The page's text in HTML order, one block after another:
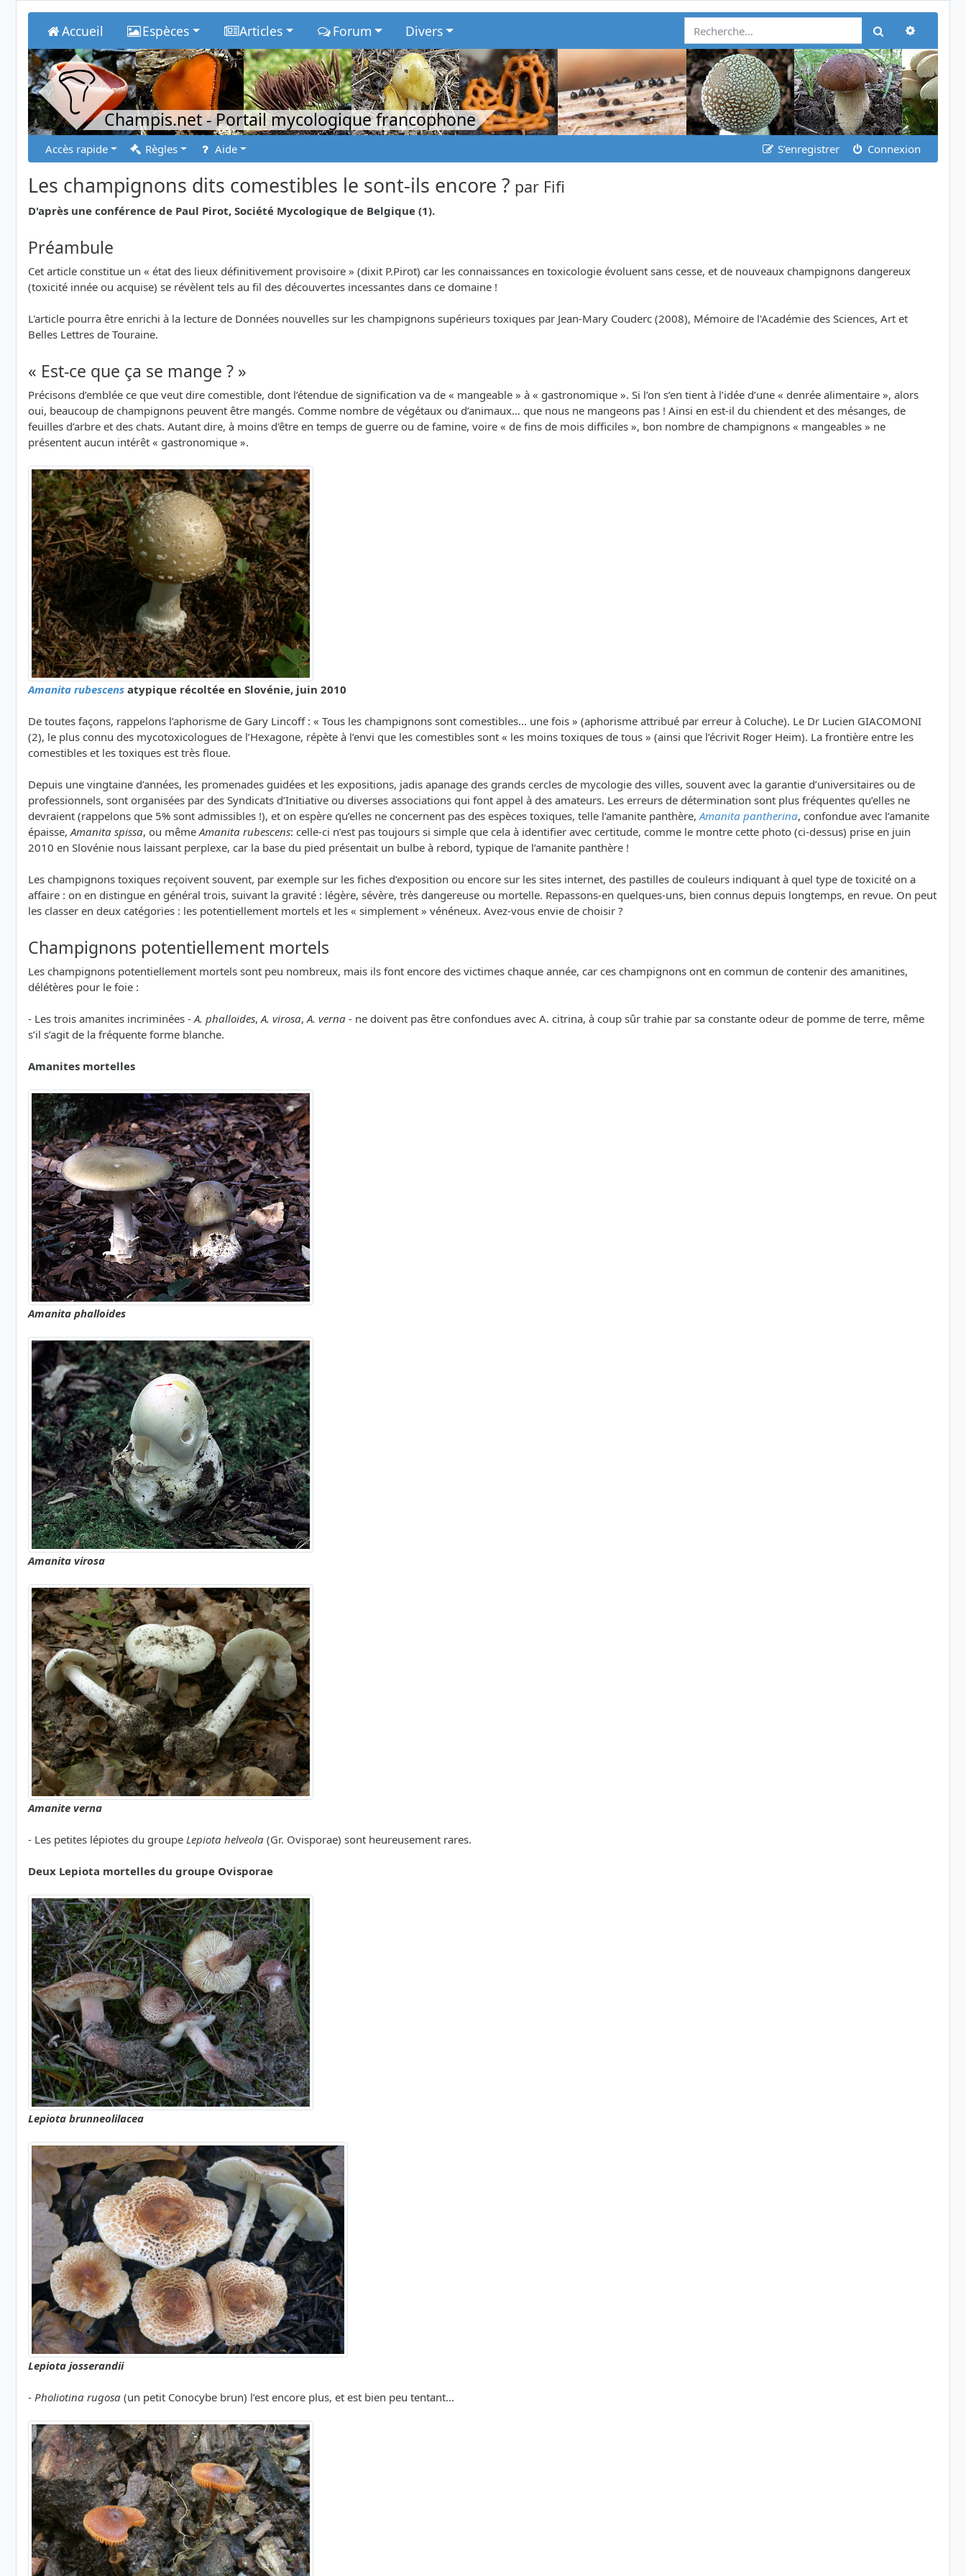
Accueil Espèces Articles Forum Divers Rechercher
Champis.net- Portail mycologique francophone
Accès rapide Règles Aide S’enregistrer Connexion
Les champignons dits comestibles le sont-ils encore ? par Fifi
D'après une conférence de Paul Pirot, Société Mycologique de Belgique (1).
Préambule
Cet article constitue un « état des lieux définitivement provisoire » (dixit P.Pirot) car les connaissances en toxicologie évoluent sans cesse, et de nouveaux champignons dangereux
(toxicité innée ou acquise) se révèlent tels au fil des découvertes incessantes dans ce domaine !
L'article pourra être enrichi à la lecture de Données nouvelles sur les champignons supérieurs toxiques par Jean-Mary Couderc (2008), Mémoire de l'Académie des Sciences, Art et
Belles Lettres de Touraine.
« Est-ce que ça se mange ? »
Précisons d’emblée ce que veut dire comestible, dont l’étendue de signification va de « mangeable » à « gastronomique ». Si l’on s’en tient à l’idée d’une « denrée alimentaire », alors
oui, beaucoup de champignons peuvent être mangés. Comme nombre de végétaux ou d’animaux… que nous ne mangeons pas ! Ainsi en est-il du chiendent et des mésanges, de
feuilles d’arbre et des chats. Autant dire, à moins d'être en temps de guerre ou de famine, voire « de fins de mois difficiles », bon nombre de champignons « mangeables » ne
présentent aucun intérêt « gastronomique ».
Amanita rubescens atypique récoltée en Slovénie, juin 2010
De toutes façons, rappelons l’aphorisme de Gary Lincoff : « Tous les champignons sont comestibles… une fois » (aphorisme attribué par erreur à Coluche). Le Dr Lucien GIACOMONI
(2), le plus connu des mycotoxicologues de l’Hexagone, répète à l’envi que les comestibles sont « les moins toxiques de tous » (ainsi que l’écrivit Roger Heim). La frontière entre les
comestibles et les toxiques est très floue.
Depuis une vingtaine d’années, les promenades guidées et les expositions, jadis apanage des grands cercles de mycologie des villes, souvent avec la garantie d’universitaires ou de
professionnels, sont organisées par des Syndicats d’Initiative ou diverses associations qui font appel à des amateurs. Les erreurs de détermination sont plus fréquentes qu’elles ne
devraient (rappelons que 5% sont admissibles !), et on espère qu’elles ne concernent pas des espèces toxiques, telle l’amanite panthère,Amanita pantherina, confondue avec l’amanite
épaisse,Amanita spissa, ou mêmeAmanita rubescens: celle-ci n’est pas toujours si simple que cela à identifier avec certitude, comme le montre cette photo (ci-dessus) prise en juin
2010 en Slovénie nous laissant perplexe, car la base du pied présentait un bulbe à rebord, typique de l’amanite panthère !
Les champignons toxiques reçoivent souvent, par exemple sur les fiches d’exposition ou encore sur les sites internet, des pastilles de couleurs indiquant à quel type de toxicité on a
affaire : on en distingue en général trois, suivant la gravité : légère, sévère, très dangereuse ou mortelle. Repassons-en quelques-uns, bien connus depuis longtemps, en revue. On peut
les classer en deux catégories : les potentiellement mortels et les « simplement » vénéneux. Avez-vous envie de choisir ?
Champignons potentiellement mortels
Les champignons potentiellement mortels sont peu nombreux, mais ils font encore des victimes chaque année, car ces champignons ont en commun de contenir des amanitines,
délétères pour le foie :
- Les trois amanites incriminées -A. phalloides,A. virosa,A. verna - ne doivent pas être confondues avec A. citrina, à coup sûr trahie par sa constante odeur de pomme de terre, même
s’il s’agit de la fréquente forme blanche.
Amanites mortelles
Amanita phalloides
Amanita virosa
Amanite verna
- Les petites lépiotes du groupe Lepiota helveola (Gr. Ovisporae) sont heureusement rares.
Deux Lepiota mortelles du groupe Ovisporae
Lepiota brunneolilacea
Lepiota josserandii
- Pholiotina rugosa (un petit Conocybe brun) l’est encore plus, et est bien peu tentant...